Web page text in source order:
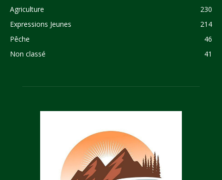
Agriculture
230
Expressions Jeunes
214
Pêche
46
Non classé
41